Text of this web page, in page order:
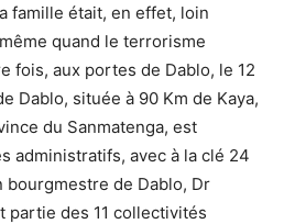
famille était, en effet, loin
quand le terrorisme
fois, aux portes de Dablo, le 12
Dablo, située à 90 Km de Kaya,
du Sanmatenga, est
administratifs, avec à la clé 24
bourgmestre de Dablo, Dr
partie des 11 collectivités